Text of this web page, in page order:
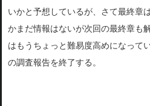
いかと予想しているが、さて最終章
かまだ情報はないが次回の最終章も
はもうちょっと難易度高めになって
の調査報告を終了する。